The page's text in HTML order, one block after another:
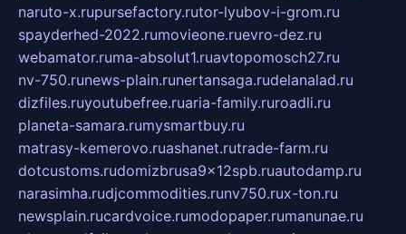
naruto-x.rupursefactory.rutor-lyubov-i-grom.ru
spayderhed-2022.rumovieone.ruevro-dez.ru
webamator.ruma-absolut1.ruavtopomosch27.ru
nv-750.runews-plain.runertansaga.rudelanalad.ru
dizfiles.ruyoutubefree.ruaria-family.ruroadli.ru
planeta-samara.rumysmartbuy.ru
matrasy-kemerovo.ruashanet.rutrade-farm.ru
dotcustoms.rudomizbrusa9x12spb.ruautodamp.ru
narasimha.rudjcommodities.runv750.rux-ton.ru
newsplain.rucardvoice.rumodopaper.rumanunae.ru